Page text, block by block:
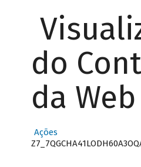
do
da Web
Ações